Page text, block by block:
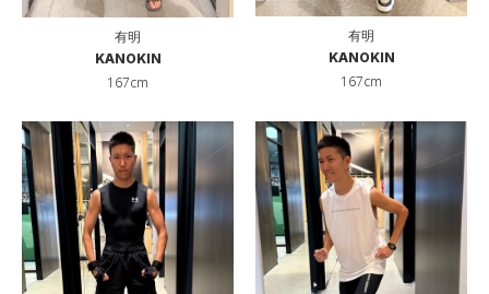
有明
KANOKIN
167cm
有明
KANOKIN
167cm